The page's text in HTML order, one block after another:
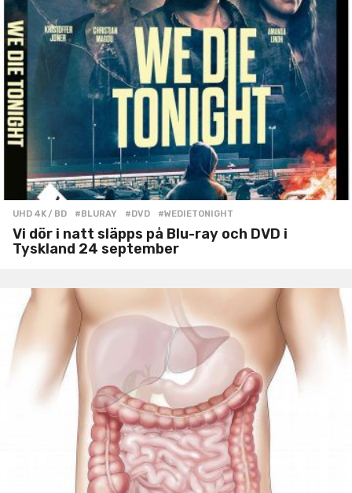
UHD 4K / BD #BLURAY ,#DVD ,#WEDIETONIGHT
Vi dör i natt släpps på Blu-ray och DVD i
Tyskland 24 september